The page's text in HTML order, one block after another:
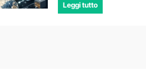
Leggi tutto